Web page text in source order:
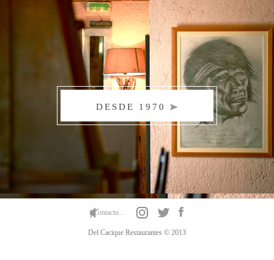
DESDE 1970
Contacto...
Del Cacique Restaurantes © 2013